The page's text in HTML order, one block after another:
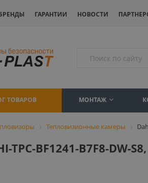
ГАРАНТИИ НОВОСТИ
ТОВАРОВ МОНТАЖ
Тепловизионные камеры
TPC-BF1241-B7F8-